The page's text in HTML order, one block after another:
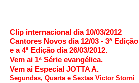
Clip internacional dia 10/03/2012
Cantores Novos dia 12/03 - 3ª Edição
e a 4ª Edição dia 26/03/2012.
Vem ai 1ª Série evangélica.
Vem ai Especial JOTTA A.
Segundas, Quarta e Sextas Victor Storni